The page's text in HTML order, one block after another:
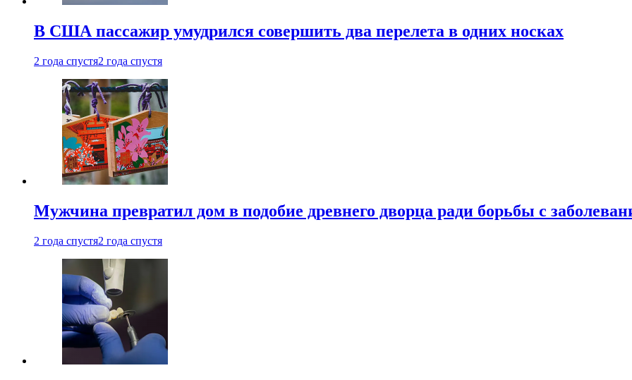
В США пассажир умудрился совершить два перелета в одних носках
2 года спустя2 года спустя
Мужчина превратил дом в подобие древнего дворца ради борьбы с
2 года спустя2 года спустя